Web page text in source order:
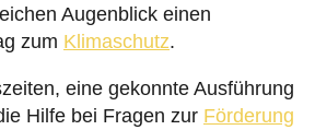
Augenblick einen
zum Klimaschutz.
eine gekonnte Ausführung
Hilfe bei Fragen zur Förderung